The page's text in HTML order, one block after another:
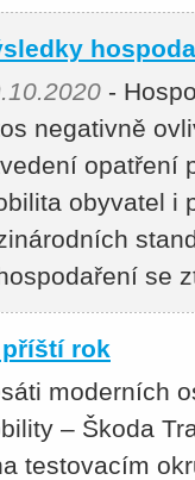
-
negativně
opatření
obyvatel i
se
rok
moderních
– Škoda
testovacím